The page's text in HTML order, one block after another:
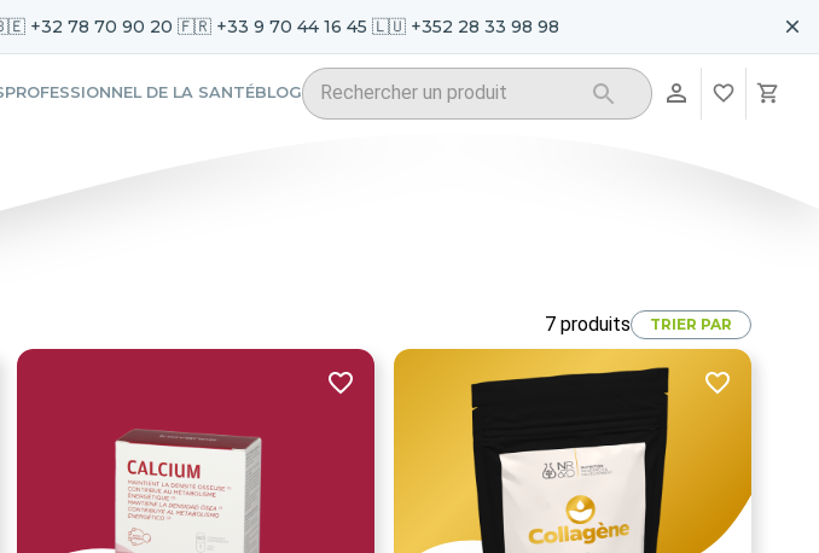
+32 78 70 90 20 🇫🇷 +33 9 70 44 16 45 🇱🇺 +352 28 33 98 98
PROFESSIONNEL DE LA SANTÉBLOG
7 produits TRIER PAR